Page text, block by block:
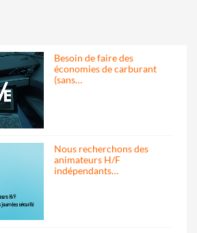
Besoin de faire des
économies de carburant
(sans…
Nous recherchons des
animateurs H/F
indépendants…